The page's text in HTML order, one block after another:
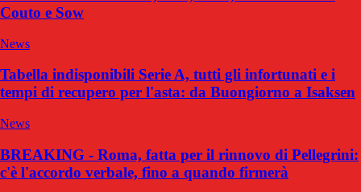
Couto e Sow
News
Tabella indisponibili Serie A, tutti gli infortunati e i
tempi di recupero per l'asta: da Buongiorno a Isaksen
News
BREAKING - Roma, fatta per il rinnovo di Pellegrini:
c'è l'accordo verbale, fino a quando firmerà